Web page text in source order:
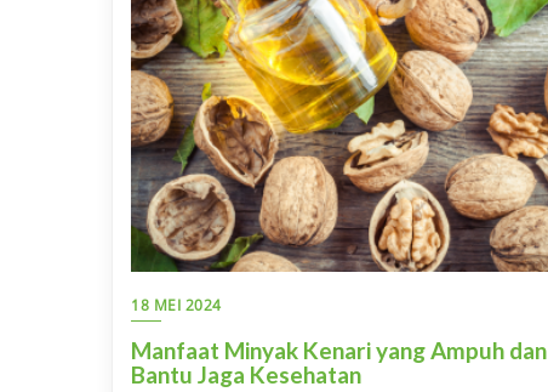
18 MEI 2024
Manfaat Minyak Kenari yang Ampuh dan
Bantu Jaga Kesehatan